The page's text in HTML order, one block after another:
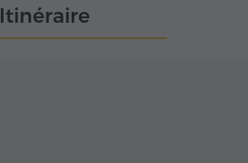
Itinéraire